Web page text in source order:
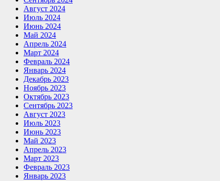
Август 2024
Июль 2024
Июнь 2024
Май 2024
Апрель 2024
Март 2024
Февраль 2024
Январь 2024
Декабрь 2023
Ноябрь 2023
Октябрь 2023
Сентябрь 2023
Август 2023
Июль 2023
Июнь 2023
Май 2023
Апрель 2023
Март 2023
Февраль 2023
Январь 2023